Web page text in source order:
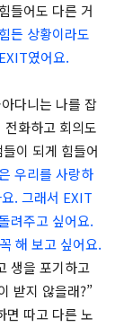
들어도 다른 거
든 상황이라도
였어요.
다니는 나를 잡
화하고 회의도
이 되게 힘들어
우리를 사랑하
. 그래서 EXIT
려주고 싶어요.
해 보고 싶어요.
생을 포기하고
받지 않을래?”
면 따고 다른 노